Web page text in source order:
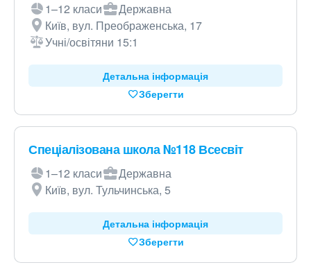
1–12 класи
Державна
Київ, вул. Преображенська, 17
Учні/освітяни 15:1
Детальна інформація
Зберегти
Спеціалізована школа №118 Всесвіт
1–12 класи
Державна
Київ, вул. Тульчинська, 5
Детальна інформація
Зберегти